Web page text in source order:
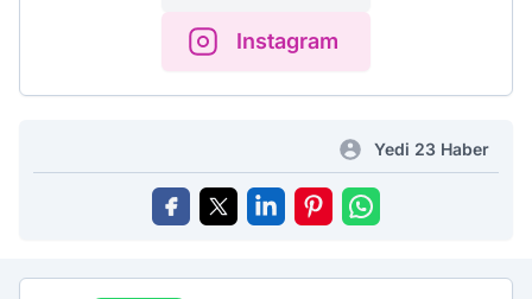
Instagram
Yedi 23 Haber